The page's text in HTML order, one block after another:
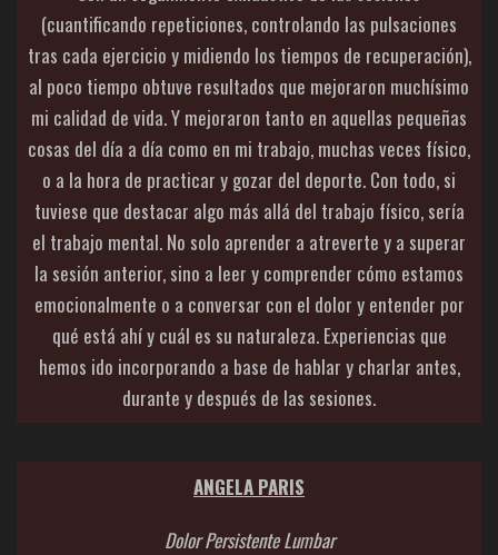
(cuantificando repeticiones, controlando las pulsaciones
tras cada ejercicio y midiendo los tiempos de recuperación),
al poco tiempo obtuve resultados que mejoraron muchísimo
mi calidad de vida. Y mejoraron tanto en aquellas pequeñas
cosas del día a día como en mi trabajo, muchas veces físico,
o a la hora de practicar y gozar del deporte. Con todo, si
tuviese que destacar algo más allá del trabajo físico, sería
el trabajo mental. No solo aprender a atreverte y a superar
la sesión anterior, sino a leer y comprender cómo estamos
emocionalmente o a conversar con el dolor y entender por
qué está ahí y cuál es su naturaleza. Experiencias que
hemos ido incorporando a base de hablar y charlar antes,
durante y después de las sesiones.
ANGELA PARIS
Dolor Persistente Lumbar